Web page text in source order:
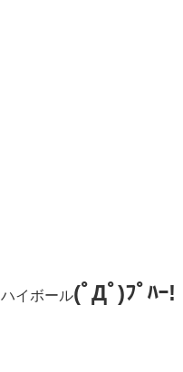
ハイボール(ﾟДﾟ)ﾌﾟﾊｰ!